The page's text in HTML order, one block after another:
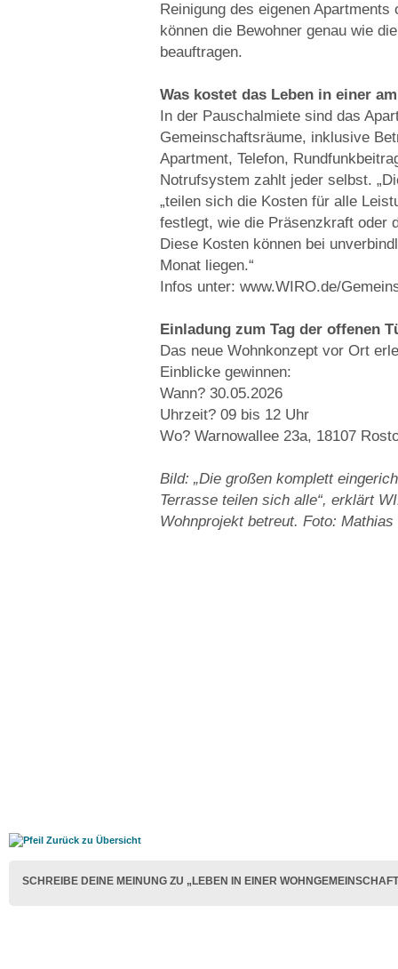
Reinigung des eigenen
können die Bewohner genau wie
beauftragen.
Was kostet das Leben in einer
In der Pauschalmiete sind das
Gemeinschaftsräume, inklusive
Apartment, Telefon,
Notrufsystem zahlt jeder selbst.
„teilen sich die Kosten für alle
festlegt, wie die Präsenzkraft oder
Diese Kosten können bei
Monat liegen.“
Infos unter: www.WIRO.de/
Einladung zum Tag der offenen
Das neue Wohnkonzept vor Ort
Einblicke gewinnen:
Wann? 30.05.2026
Uhrzeit? 09 bis 12 Uhr
Wo? Warnowallee 23a, 18107
Bild: „Die großen komplett
Terrasse teilen sich alle“, erklärt
Wohnprojekt betreut. Foto:
Zurück zu Übersicht
SCHREIBE DEINE MEINUNG ZU „LEBEN IN EINER